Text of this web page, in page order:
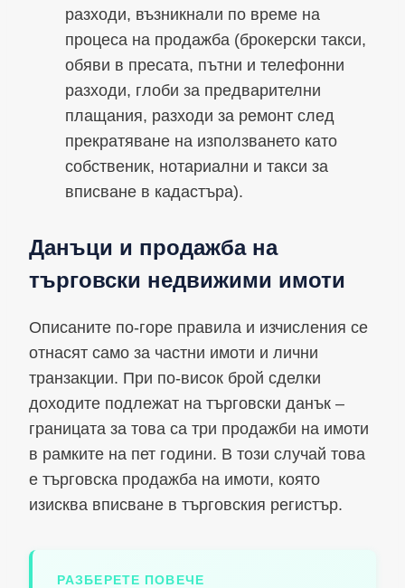
разходи, възникнали по време на
процеса на продажба (брокерски такси,
обяви в пресата, пътни и телефонни
разходи, глоби за предварителни
плащания, разходи за ремонт след
прекратяване на използването като
собственик, нотариални и такси за
вписване в кадастъра).
Данъци и продажба на
търговски недвижими имоти
Описаните по-горе правила и изчисления се
отнасят само за частни имоти и лични
транзакции. При по-висок брой сделки
доходите подлежат на търговски данък –
границата за това са три продажби на имоти
в рамките на пет години. В този случай това
е търговска продажба на имоти, която
изисква вписване в търговския регистър.
РАЗБЕРЕТЕ ПОВЕЧЕ